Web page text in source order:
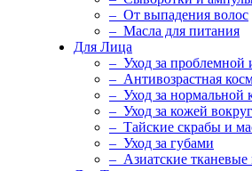
– От выпадения волос
– Масла для питания
Для Лица
– Уход за проблемной
– Антивозрастная
– Уход за нормальной
– Уход за кожей вокруг
– Тайские скрабы и
– Уход за губами
– Азиатские тканевые